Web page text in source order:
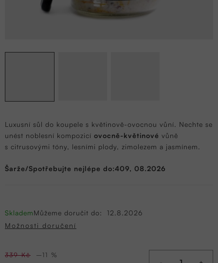
Luxusní sůl do koupele s květinově-ovocnou vůní. Nechte se
unést noblesní kompozicí ovocně-květinové vůně
s citrusovými tóny, lesními plody, zimolezem a jasmínem.
Šarže/Spotřebujte nejlépe do:409, 08.2026
SklademMůžeme doručit do:
12.8.2026
Možnosti doručení
339 Kč –11 %